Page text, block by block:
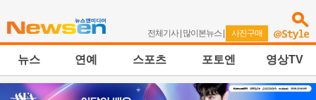
전체기사| 많이본뉴스 | 사진구매
뉴스 연예 스포츠 포토엔 영상TV